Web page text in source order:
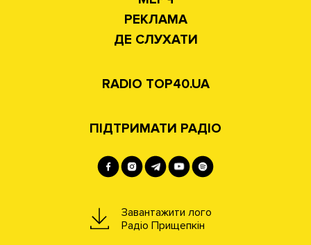
РЕКЛАМА
ДЕ СЛУХАТИ
RADIO TOP40.UA
ПІДТРИМАТИ РАДІО
Завантажити лого
Радіо Прищепкін